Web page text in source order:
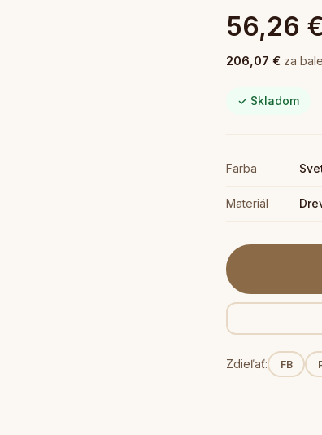
56,26
206,07 € za
✓ Skladom
Farba
Materiál
Zdieľať: FB